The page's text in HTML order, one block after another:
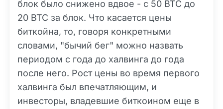
блок было снижено вдвое - с 50 BTC до
20 BTC за блок. Что касается цены
биткойна, то, говоря конкретными
словами, "бычий бег" можно назвать
периодом с года до халвинга до года
после него. Рост цены во время первого
халвинга был впечатляющим, и
инвесторы, владевшие биткоином еще в